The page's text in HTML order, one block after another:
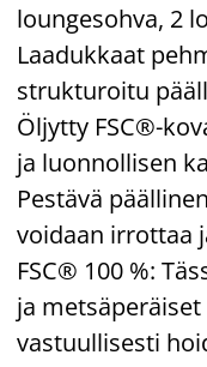
loungesohva, 2
Laadukkaat
strukturoitu
Öljytty FSC®-
ja luonnollisen
Pestävä
voidaan irrottaa
FSC® 100 %:
ja
vastuullisesti